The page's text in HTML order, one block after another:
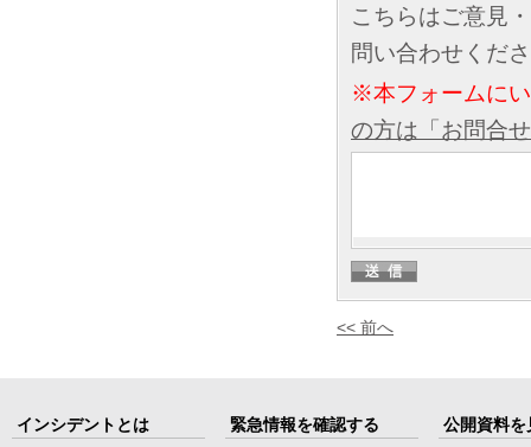
こちらはご意見
問い合わせくだ
※本フォームに
の方は「お問合
<< 前へ
インシデントとは 緊急情報を確認する 公開資料を